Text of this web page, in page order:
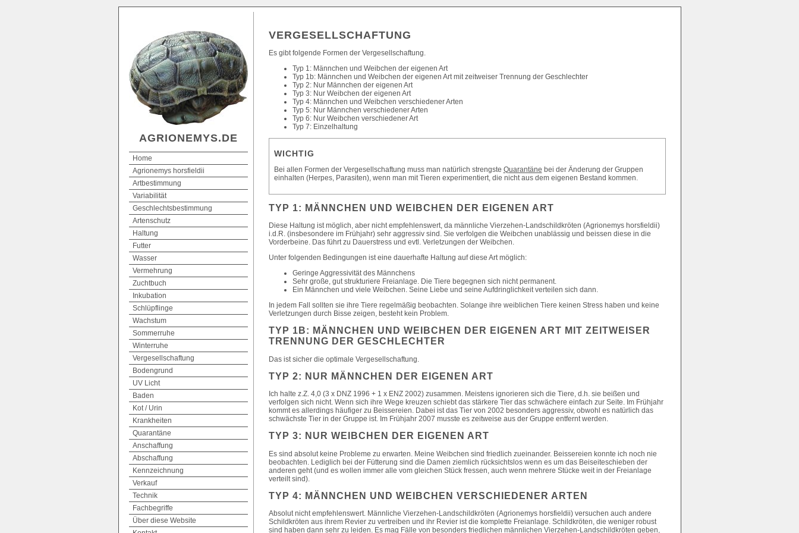
AGRIONEMYS.DE
Home
Agrionemys horsfieldii
Artbestimmung
Variabilität
Geschlechtsbestimmung
Artenschutz
Haltung
Futter
Wasser
Vermehrung
Zuchtbuch
Inkubation
Schlüpflinge
Wachstum
Sommerruhe
Winterruhe
Vergesellschaftung
Bodengrund
UV Licht
Baden
Kot / Urin
Krankheiten
Quarantäne
Anschaffung
Abschaffung
Kennzeichnung
Verkauf
Technik
Fachbegriffe
Über diese Website
VERGESELLSCHAFTUNG
Es gibt folgende Formen der Vergesellschaftung.
Typ 1: Männchen und Weibchen der eigenen Art
Typ 1b: Männchen und Weibchen der eigenen Art mit zeitweiser Trennung der Geschlechter
Typ 2: Nur Männchen der eigenen Art
Typ 3: Nur Weibchen der eigenen Art
Typ 4: Männchen und Weibchen verschiedener Arten
Typ 5: Nur Männchen verschiedener Arten
Typ 6: Nur Weibchen verschiedener Art
Typ 7: Einzelhaltung
WICHTIG
Bei allen Formen der Vergesellschaftung muss man natürlich strengste Quarantäne bei der Änderung der Gruppen
einhalten (Herpes, Parasiten), wenn man mit Tieren experimentiert, die nicht aus dem eigenen Bestand kommen.
TYP 1: MÄNNCHEN UND WEIBCHEN DER EIGENEN ART
Diese Haltung ist möglich, aber nicht empfehlenswert, da männliche Vierzehen-Landschildkröten (Agrionemys horsfieldii)
i.d.R. (insbesondere im Frühjahr) sehr aggressiv sind. Sie verfolgen die Weibchen unablässig und beissen diese in die
Vorderbeine. Das führt zu Dauerstress und evtl. Verletzungen der Weibchen.
Unter folgenden Bedingungen ist eine dauerhafte Haltung auf diese Art möglich:
Geringe Aggressivität des Männchens
Sehr große, gut strukturiere Freianlage. Die Tiere begegnen sich nicht permanent.
Ein Männchen und viele Weibchen. Seine Liebe und seine Aufdringlichkeit verteilen sich dann.
In jedem Fall sollten sie ihre Tiere regelmäßig beobachten. Solange ihre weiblichen Tiere keinen Stress haben und keine
Verletzungen durch Bisse zeigen, besteht kein Problem.
TYP 1B: MÄNNCHEN UND WEIBCHEN DER EIGENEN ART MIT ZEITWEISER
TRENNUNG DER GESCHLECHTER
Das ist sicher die optimale Vergesellschaftung.
TYP 2: NUR MÄNNCHEN DER EIGENEN ART
Ich halte z.Z. 4,0 (3 x DNZ 1996 + 1 x ENZ 2002) zusammen. Meistens ignorieren sich die Tiere, d.h. sie beißen und
verfolgen sich nicht. Wenn sich ihre Wege kreuzen schiebt das stärkere Tier das schwächere einfach zur Seite. Im Frühjahr
kommt es allerdings häufiger zu Beissereien. Dabei ist das Tier von 2002 besonders aggressiv, obwohl es natürlich das
schwächste Tier in der Gruppe ist. Im Frühjahr 2007 musste es zeitweise aus der Gruppe entfernt werden.
TYP 3: NUR WEIBCHEN DER EIGENEN ART
Es sind absolut keine Probleme zu erwarten. Meine Weibchen sind friedlich zueinander. Beissereien konnte ich noch nie
beobachten. Lediglich bei der Fütterung sind die Damen ziemlich rücksichtslos wenn es um das Beiseiteschieben der
anderen geht (und es wollen immer alle vom gleichen Stück fressen, auch wenn mehrere Stücke weit in der Freianlage
verteilt sind).
TYP 4: MÄNNCHEN UND WEIBCHEN VERSCHIEDENER ARTEN
Absolut nicht empfehlenswert. Männliche Vierzehen-Landschildkröten (Agrionemys horsfieldii) versuchen auch andere
Schildkröten aus ihrem Revier zu vertreiben und ihr Revier ist die komplette Freianlage. Schildkröten, die weniger robust
sind haben dann sehr zu leiden. Es mag Fälle von besonders friedlichen männlichen Vierzehen-Landschildkröten geben,